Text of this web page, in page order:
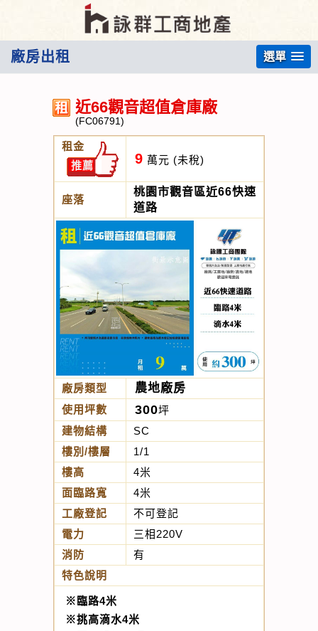
廠房出租 選單
近66觀音超值倉庫廠
(FC06791)
租金
推薦
9 萬元 (未稅)
座落
桃園市觀音區近66快速
道路
廠房類型 農地廠房
使用坪數 300坪
建物結構
SC
樓別/樓層
1/1
樓高
4米
面臨路寬
4米
工廠登記
不可登記
電力
三相220V
消防
有
特色說明
※臨路4米
※挑高滴水4米